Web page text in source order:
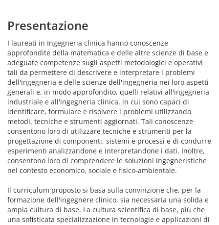
Presentazione
I laureati in Ingegneria clinica hanno conoscenze
approfondite della matematica e delle altre scienze di base e
adeguate competenze sugli aspetti metodologici e operativi
tali da permettere di descrivere e interpretare i problemi
dell'ingegneria e delle scienze dell'ingegneria nei loro aspetti
generali e, in modo approfondito, quelli relativi all'ingegneria
industriale e all'ingegneria clinica, in cui sono capaci di
identificare, formulare e risolvere i problemi utilizzando
metodi, tecniche e strumenti aggiornati. Tali conoscenze
consentono loro di utilizzare tecniche e strumenti per la
progettazione di componenti, sistemi e processi e di condurre
esperimenti analizzandone e interpretandone i dati. Inoltre,
consentono loro di comprendere le soluzioni ingegneristiche
nel contesto economico, sociale e fisico-ambientale.
Il curriculum proposto si basa sulla convinzione che, per la
formazione dell'ingegnere clinico, sia necessaria una solida e
ampia cultura di base. La cultura scientifica di base, più che
una sofisticata specializzazione in tecnologie e applicazioni di